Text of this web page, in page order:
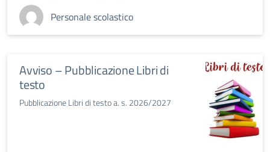
Personale scolastico
Avviso – Pubblicazione Libri di
testo
Pubblicazione Libri di testo a. s. 2026/2027